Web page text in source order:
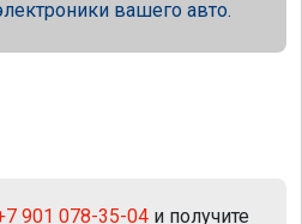
вашего авто.
901 078-35-04 и получите